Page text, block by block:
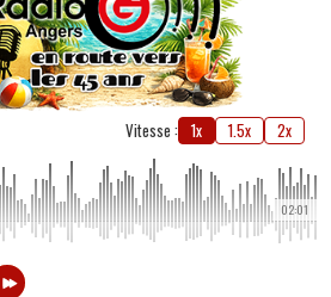
Vitesse : 1x 1.5x 2x
02:01